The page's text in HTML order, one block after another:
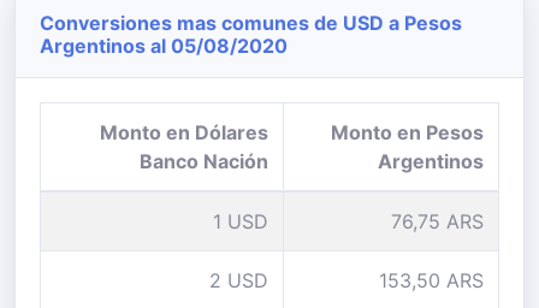
Conversiones mas comunes de USD a Pesos
Argentinos al 05/08/2020
Monto en Dólares
Banco Nación
Monto en Pesos
Argentinos
1 USD 76,75 ARS
2 USD 153,50 ARS